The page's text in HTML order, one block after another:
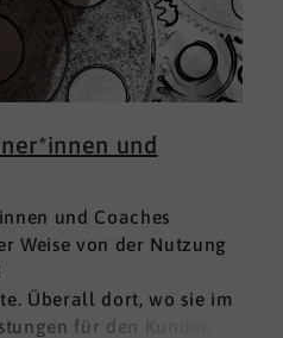
und
und Coaches
Weise von der Nutzung
Überall dort, wo sie im
für den Kunden